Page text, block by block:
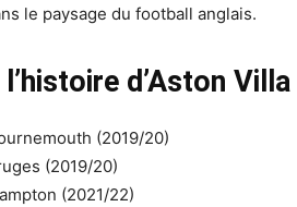
le paysage du football anglais.
d’Aston Villa
(2019/20)
(2019/20)
(2021/22)